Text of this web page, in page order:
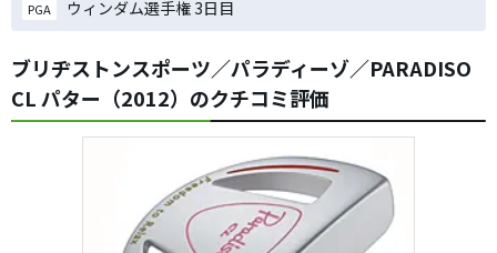
PGA ウィンダム選手権 3日目
ブリヂストンスポーツ／パラディーゾ／PARADISO
CL パター（2012）のクチコミ評価